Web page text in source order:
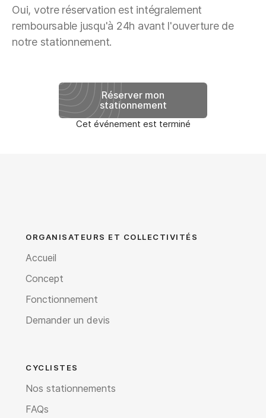
Oui, votre réservation est intégralement
remboursable jusqu'à 24h avant l'ouverture de
notre stationnement.
Réserver mon
stationnement
Cet événement est terminé
CYCLISTES
Nos stationnements
FAQs
ORGANISATEURS ET COLLECTIVITÉS
Accueil
Concept
Fonctionnement
Demander un devis